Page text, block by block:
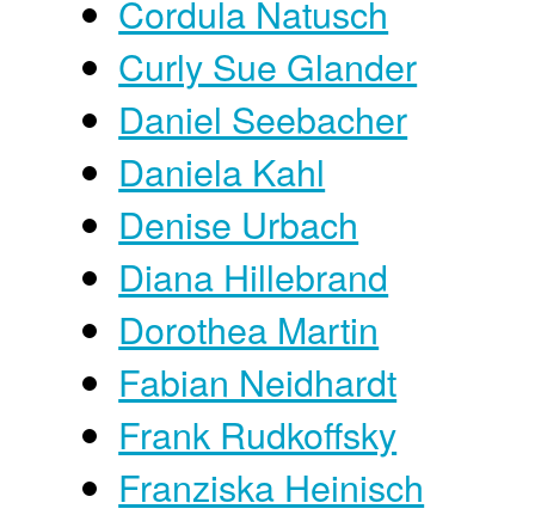
Cordula Natusch
Curly Sue Glander
Daniel Seebacher
Daniela Kahl
Denise Urbach
Diana Hillebrand
Dorothea Martin
Fabian Neidhardt
Frank Rudkoffsky
Franziska Heinisch